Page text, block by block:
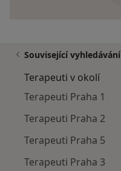
Související vyhledávání
Terapeuti v okolí
Terapeuti Praha 1
Terapeuti Praha 2
Terapeuti Praha 5
Terapeuti Praha 3